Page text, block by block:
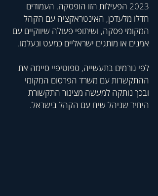
2023 הפעילות הזו הופסקה. העמודים
חדלו מלעדכן, האינטראקציה עם הקהל
המקומי פסקה, ושיתופי פעולה שיווקיים עם
אמנים או מותגים ישראליים כמעט ונעלמו.
לפי גורמים בתעשייה, ספוטיפיי סיימה את
ההתקשרות עם משרד הפרסום המקומי
ובכך נותקה למעשה מצינור התקשורת
היחיד שניהל שיח עם הקהל בישראל.